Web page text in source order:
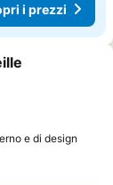
i prezzi
e di design